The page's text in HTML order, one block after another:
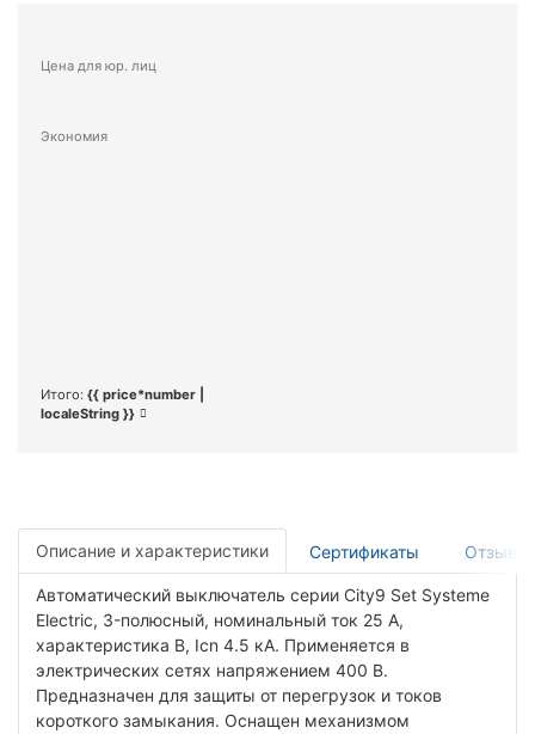
Цена для юр. лиц
Экономия
Итого: {{ price*number |
localeString }}
Описание и характеристики Сертификаты Отзывы
Автоматический выключатель серии City9 Set Systeme
Electric, 3-полюсный, номинальный ток 25 А,
характеристика B, Icn 4.5 кА. Применяется в
электрических сетях напряжением 400 В.
Предназначен для защиты от перегрузок и токов
короткого замыкания. Оснащен механизмом